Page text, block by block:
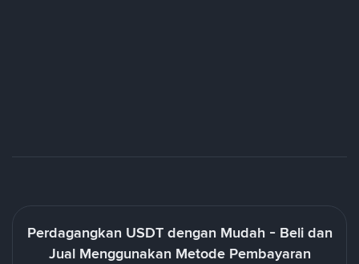
Perdagangkan USDT dengan Mudah - Beli dan
Jual Menggunakan Metode Pembayaran